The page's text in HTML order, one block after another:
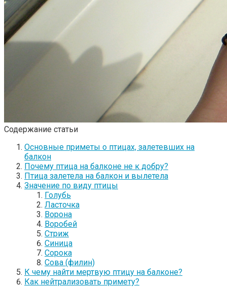
Содержание статьи
Основные приметы о птицах, залетевших на
балкон
Почему птица на балконе не к добру?
Птица залетела на балкон и вылетела
Значение по виду птицы
Голубь
Ласточка
Ворона
Воробей
Стриж
Синица
Сорока
Сова (филин)
К чему найти мертвую птицу на балконе?
Как нейтрализовать примету?